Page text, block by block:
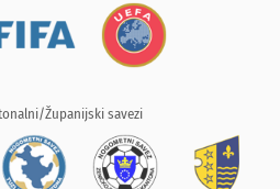
Županijski savezi